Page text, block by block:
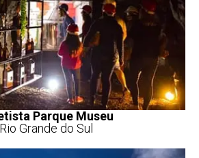
Parque Museu
Rio Grande do Sul